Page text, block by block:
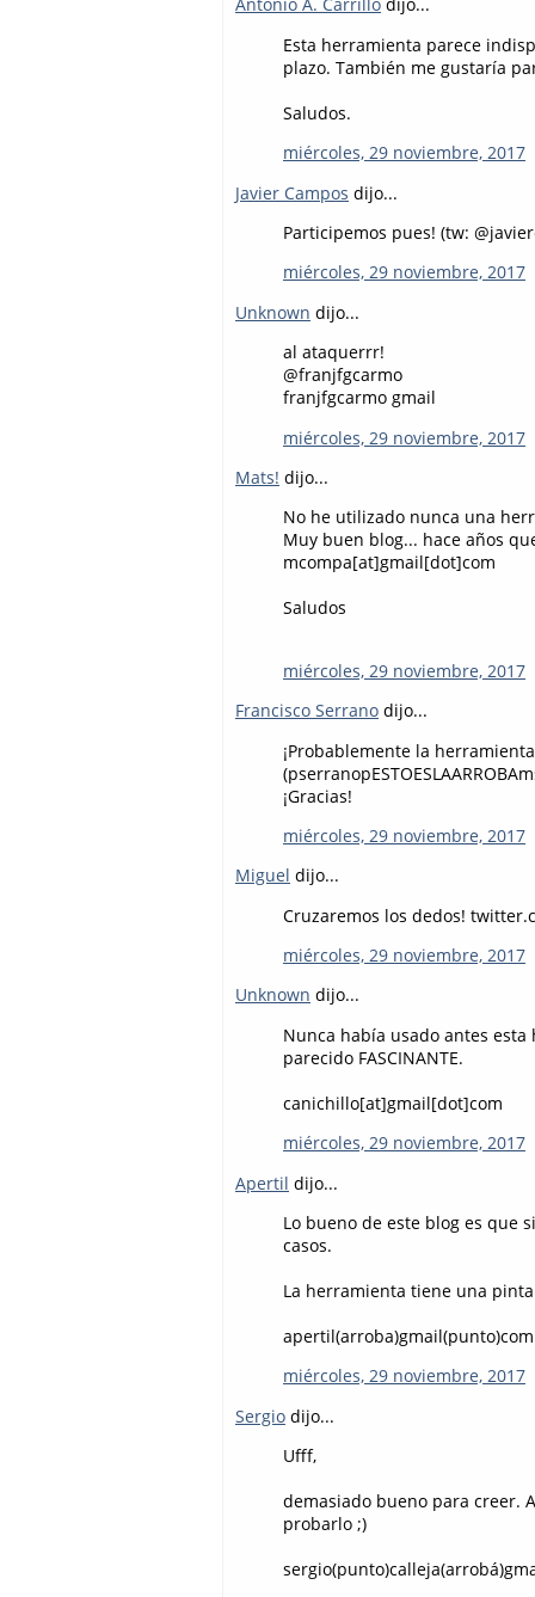
Antonio A. Carrillo dijo...
Esta herramienta parece
plazo. También me gustaría
Saludos.
miércoles, 29 noviembre, 2017
Javier Campos dijo...
Participemos pues! (tw:
miércoles, 29 noviembre, 2017
Unknown dijo...
al ataquerrr!
@franjfgcarmo
franjfgcarmo gmail
miércoles, 29 noviembre, 2017
Mats! dijo...
No he utilizado nunca una
Muy buen blog... hace años
mcompa[at]gmail[dot]com
Saludos
miércoles, 29 noviembre, 2017
Francisco Serrano dijo...
¡Probablemente la
¡Gracias!
miércoles, 29 noviembre, 2017
Miguel dijo...
Cruzaremos los dedos!
miércoles, 29 noviembre, 2017
Unknown dijo...
Nunca había usado antes
parecido FASCINANTE.
canichillo[at]gmail[dot]com
miércoles, 29 noviembre, 2017
Apertil dijo...
Lo bueno de este blog es que
casos.
La herramienta tiene una
apertil(arroba)gmail(punto)com
miércoles, 29 noviembre, 2017
Sergio dijo...
Ufff,
demasiado bueno para creer.
probarlo ;)